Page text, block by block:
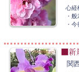
心経
・
・
■新
関